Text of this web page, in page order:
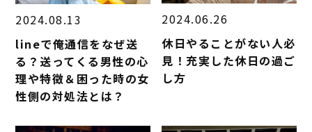
2024.08.13
lineで俺通信をなぜ送
る？送ってくる男性の心
理や特徴＆困った時の女
性側の対処法とは？
2024.06.26
休日やることがない人必
見！充実した休日の過ご
し方